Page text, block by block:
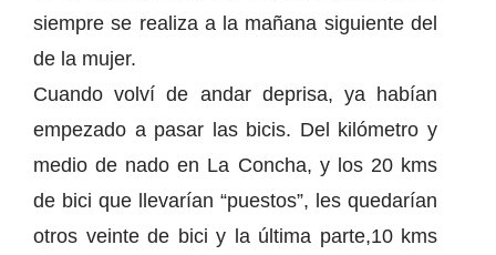
siempre se realiza a la mañana siguiente del
de la mujer.
Cuando volví de andar deprisa, ya habían
empezado a pasar las bicis. Del kilómetro y
medio de nado en La Concha, y los 20 kms
de bici que llevarían “puestos”, les quedarían
otros veinte de bici y la última parte,10 kms